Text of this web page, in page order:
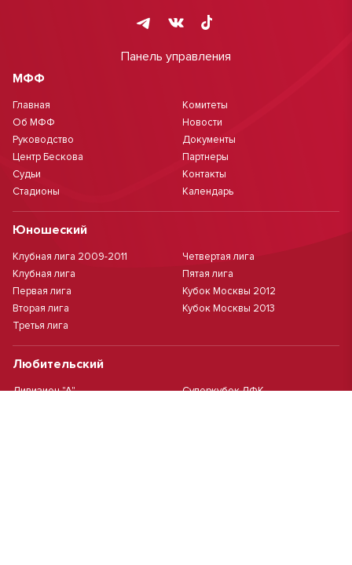
Панель управления
МФФ
Главная
Об МФФ
Руководство
Центр Бескова
Судьи
Стадионы
Комитеты
Новости
Документы
Партнеры
Контакты
Календарь
Юношеский
Клубная лига 2009-2011
Клубная лига
Первая лига
Вторая лига
Третья лига
Четвертая лига
Пятая лига
Кубок Москвы 2012
Кубок Москвы 2013
Любительский
Дивизион "А"
Суперкубок ЛФК